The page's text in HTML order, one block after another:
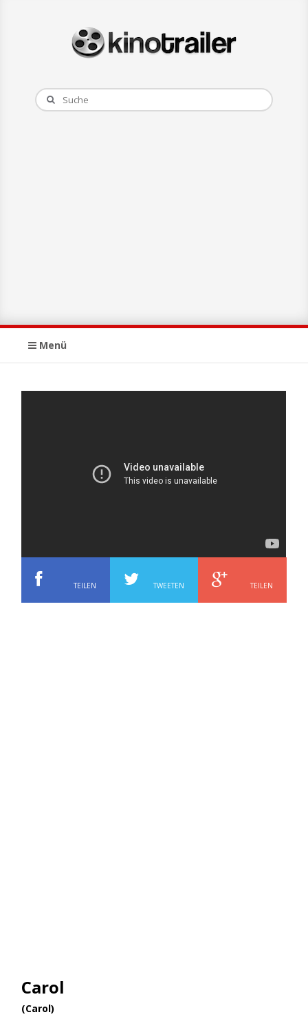
Menü
TEILEN TWEETEN TEILEN
Carol
(Carol)